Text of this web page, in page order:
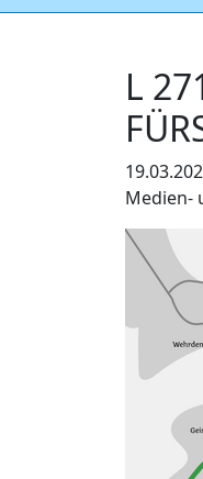
L
Medien-